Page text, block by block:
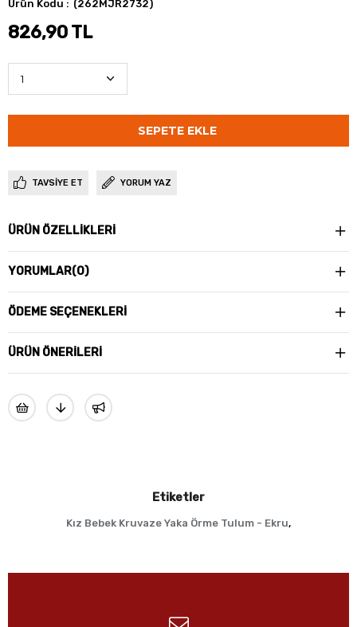
(262MJR2732)
826,90 TL
TAVSIYE ET YORUM YAZ
ÜRÜN ÖZELLIKLERI
YORUMLAR(0)
ÖDEME SEÇENEKLERI
ÜRÜN ÖNERILERI
Etiketler
Kız Bebek Kruvaze Yaka Örme Tulum - Ekru,